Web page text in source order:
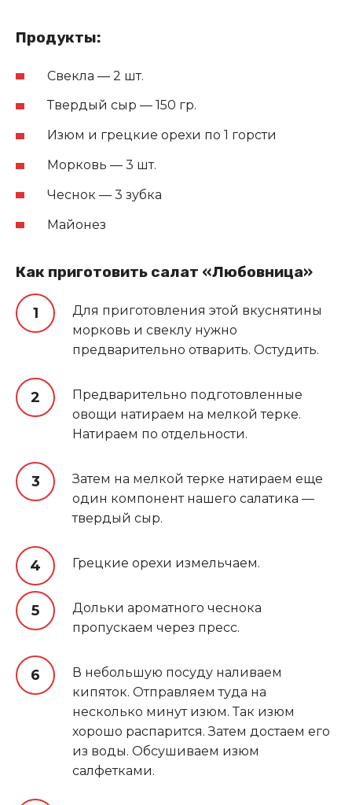
Продукты:
Свекла — 2 шт.
Твердый сыр — 150 гр.
Изюм и грецкие орехи по 1 горсти
Морковь — 3 шт.
Чеснок — 3 зубка
Майонез
Как приготовить салат «Любовница»
Для приготовления этой вкуснятины
морковь и свеклу нужно
предварительно отварить. Остудить.
Предварительно подготовленные
овощи натираем на мелкой терке.
Натираем по отдельности.
Затем на мелкой терке натираем еще
один компонент нашего салатика —
твердый сыр.
Грецкие орехи измельчаем.
Дольки ароматного чеснока
пропускаем через пресс.
В небольшую посуду наливаем
кипяток. Отправляем туда на
несколько минут изюм. Так изюм
хорошо распарится. Затем достаем его
из воды. Обсушиваем изюм
салфетками.